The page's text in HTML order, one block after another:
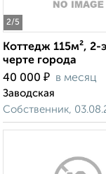
2/5
Коттедж 115м²,
черте города
40 000 ₽ в месяц
Заводская
Собственник,